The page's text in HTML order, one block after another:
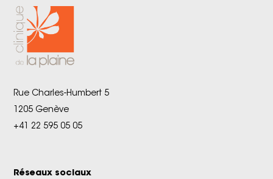
Rue Charles-Humbert 5
1205 Genève
+41 22 595 05 05
Réseaux sociaux